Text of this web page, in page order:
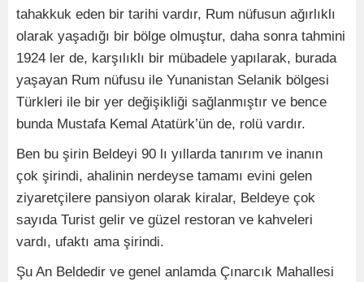
tahakkuk eden bir tarihi vardır, Rum nüfusun ağırlıklı
olarak yaşadığı bir bölge olmuştur, daha sonra tahmini
1924 ler de, karşılıklı bir mübadele yapılarak, burada
yaşayan Rum nüfusu ile Yunanistan Selanik bölgesi
Türkleri ile bir yer değişikliği sağlanmıştır ve bence
bunda Mustafa Kemal Atatürk’ün de, rolü vardır.
Ben bu şirin Beldeyi 90 lı yıllarda tanırım ve inanın
çok şirindi, ahalinin nerdeyse tamamı evini gelen
ziyaretçilere pansiyon olarak kiralar, Beldeye çok
sayıda Turist gelir ve güzel restoran ve kahveleri
vardı, ufaktı ama şirindi.
Şu An Beldedir ve genel anlamda Çınarcık Mahallesi